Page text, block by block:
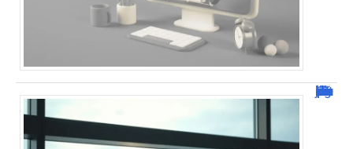
Combien de jour pour un décès d’un parent à l’étranger ?